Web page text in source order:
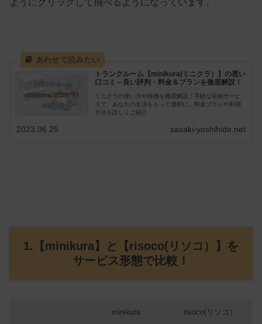
ようにクリックして飛べるようになっています。
トランクルーム【minikura(ミニクラ）】の悪い
口コミ～良い評判・料金＆プランを徹底解説！
ミニクラの使い方や特徴を徹底解説！手軽な収納サービ
スで、あなたの生活をもっと便利に。料金プランや利用
方法を詳しくご紹介
sasaki-yoshihide.net
2023.06.25
1.【minikura】と【risoco(リソコ）】を
サービス形態で比較！
minikura risoco(リソコ）